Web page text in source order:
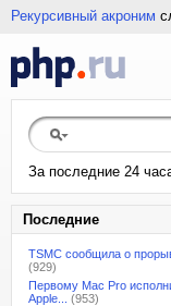
Рекурсивный акроним
За последние 24
Последние
TSMC сообщила о
(929)
Первому Mac Pro
Apple...
(953)